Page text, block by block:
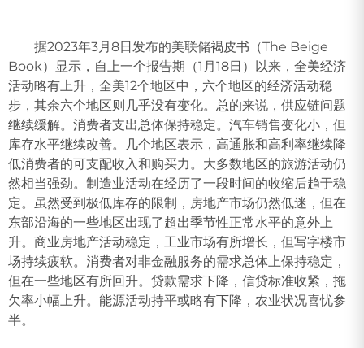
据2023年3月8日发布的美联储褐皮书（The Beige
Book）显示，自上一个报告期（1月18日）以来，全美经济
活动略有上升，全美12个地区中，六个地区的经济活动稳
步，其余六个地区则几乎没有变化。总的来说，供应链问题
继续缓解。消费者支出总体保持稳定。汽车销售变化小，但
库存水平继续改善。几个地区表示，高通胀和高利率继续降
低消费者的可支配收入和购买力。大多数地区的旅游活动仍
然相当强劲。制造业活动在经历了一段时间的收缩后趋于稳
定。虽然受到极低库存的限制，房地产市场仍然低迷，但在
东部沿海的一些地区出现了超出季节性正常水平的意外上
升。商业房地产活动稳定，工业市场有所增长，但写字楼市
场持续疲软。消费者对非金融服务的需求总体上保持稳定，
但在一些地区有所回升。贷款需求下降，信贷标准收紧，拖
欠率小幅上升。能源活动持平或略有下降，农业状况喜忧参
半。